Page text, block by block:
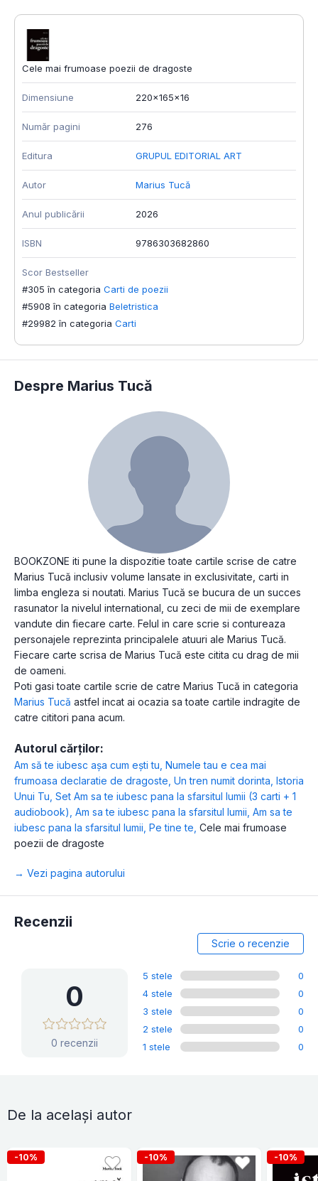
Cele mai frumoase poezii de dragoste
Dimensiune 220x165x16
Număr pagini 276
Editura GRUPUL EDITORIAL ART
Autor Marius Tucă
Anul publicării 2026
ISBN 9786303682860
Scor Bestseller
#305 în categoria Carti de poezii
#5908 în categoria Beletristica
#29982 în categoria Carti
Despre Marius Tucă
BOOKZONE iti pune la dispozitie toate cartile scrise de catre
Marius Tucă inclusiv volume lansate in exclusivitate, carti in
limba engleza si noutati. Marius Tucă se bucura de un succes
rasunator la nivelul international, cu zeci de mii de exemplare
vandute din fiecare carte. Felul in care scrie si contureaza
personajele reprezinta principalele atuuri ale Marius Tucă.
Fiecare carte scrisa de Marius Tucă este citita cu drag de mii
de oameni.
Poti gasi toate cartile scrie de catre Marius Tucă in categoria
Marius Tucă astfel incat ai ocazia sa toate cartile indragite de
catre cititori pana acum.
Autorul cărților:
Am să te iubesc așa cum ești tu Numele tau e cea mai
frumoasa declaratie de dragoste Un tren numit dorinta Istoria
Unui Tu Set Am sa te iubesc pana la sfarsitul lumii (3 carti + 1
audiobook) Am sa te iubesc pana la sfarsitul lumii Am sa te
iubesc pana la sfarsitul lumii Pe tine te Cele mai frumoase
poezii de dragoste
→ Vezi pagina autorului
Recenzii
Scrie o recenzie
0
0 recenzii
5 stele
0
4 stele
0
3 stele
0
2 stele
0
1 stele
0
De la același autor
-10% -10% -10%